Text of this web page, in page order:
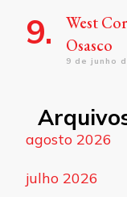
West
Osasco
9 de junho
agosto 2026
julho 2026